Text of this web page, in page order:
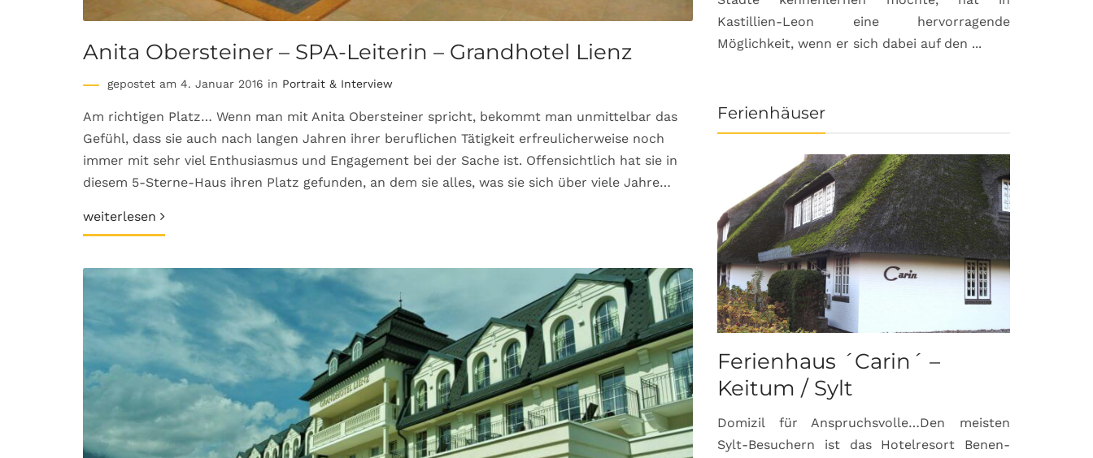
Anita Obersteiner – SPA-Leiterin – Grandhotel Lienz
gepostet am 4. Januar 2016 in Portrait & Interview
Am richtigen Platz… Wenn man mit Anita Obersteiner spricht, bekommt man unmittelbar das
Gefühl, dass sie auch nach langen Jahren ihrer beruflichen Tätigkeit erfreulicherweise noch
immer mit sehr viel Enthusiasmus und Engagement bei der Sache ist. Offensichtlich hat sie in
diesem 5-Sterne-Haus ihren Platz gefunden, an dem sie alles, was sie sich über viele Jahre…
weiterlesen
Kastillien-Leon eine hervorragende
Möglichkeit, wenn er sich dabei auf den ...
Ferienhäuser
Ferienhaus ´Carin´ –
Keitum / Sylt
Domizil für Anspruchsvolle…Den meisten
Sylt-Besuchern ist das Hotelresort Benen-